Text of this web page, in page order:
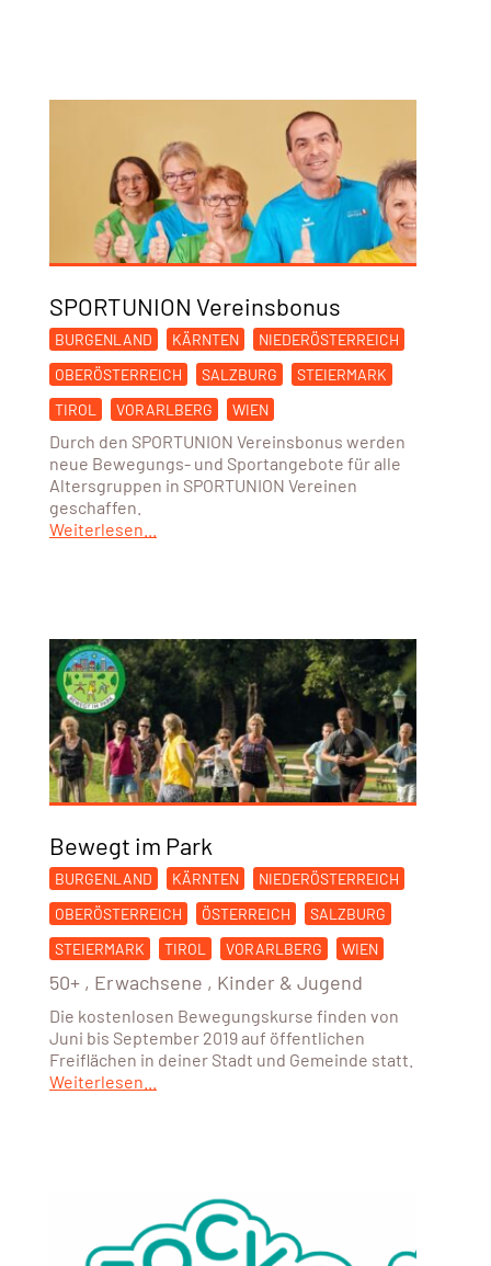
SPORTUNION Vereinsbonus
BURGENLAND KÄRNTEN
NIEDERÖSTERREICH
OBERÖSTERREICH
SALZBURG
STEIERMARK
TIROL
VORARLBERG WIEN
Durch den SPORTUNION Vereinsbonus werden
neue Bewegungs- und Sportangebote für alle
Altersgruppen in SPORTUNION Vereinen
geschaffen.
Weiterlesen...
Bewegt im Park
BURGENLAND KÄRNTEN
NIEDERÖSTERREICH
OBERÖSTERREICH
ÖSTERREICH
SALZBURG
STEIERMARK
TIROL VORARLBERG WIEN
50+ , Erwachsene , Kinder & Jugend
Die kostenlosen Bewegungskurse finden von
Juni bis September 2019 auf öffentlichen
Freiflächen in deiner Stadt und Gemeinde statt.
Weiterlesen...